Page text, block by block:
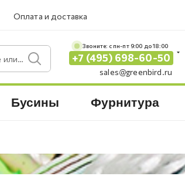
Оплата и доставка
Звоните: c пн-пт 9:00 до 18:00
+7 (495) 698-60-50
sales@greenbird.ru
Бусины Фурнитура